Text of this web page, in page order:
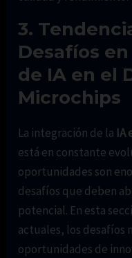
3.
Desafíos
de IA en el
Microchips
La integración de la IA
está en constante
oportunidades son
desafíos que deben
potencial. En esta
actuales, los desafíos
oportunidades de